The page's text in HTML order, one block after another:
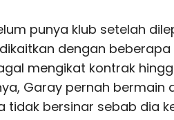
punya klub setelah
dengan beberapa
mengikat kontrak
Garay pernah bermain
tidak bersinar sebab dia